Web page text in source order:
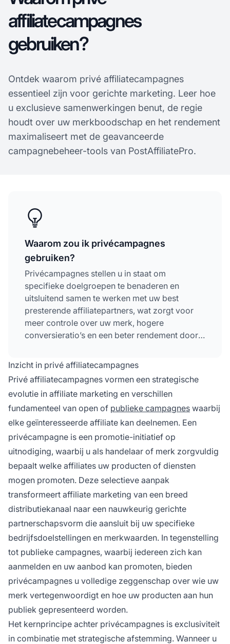
affiliatecampagnes
gebruiken?
Ontdek waarom privé affiliatecampagnes
essentieel zijn voor gerichte marketing. Leer hoe
u exclusieve samenwerkingen benut, de regie
houdt over uw merkboodschap en het rendement
maximaliseert met de geavanceerde
campagnebeheer-tools van PostAffiliatePro.
Waarom zou ik privécampagnes
gebruiken?
Privécampagnes stellen u in staat om
specifieke doelgroepen te benaderen en
uitsluitend samen te werken met uw best
presterende affiliatepartners, wat zorgt voor
meer controle over uw merk, hogere
conversieratio’s en een beter rendement door
Inzicht in privé affiliatecampagnes
Privé affiliatecampagnes vormen een strategische
evolutie in affiliate marketing en verschillen
fundamenteel van open of publieke campagnes waarbij
elke geïnteresseerde affiliate kan deelnemen. Een
privécampagne is een promotie-initiatief op
uitnodiging, waarbij u als handelaar of merk zorgvuldig
bepaalt welke affiliates uw producten of diensten
mogen promoten. Deze selectieve aanpak
transformeert affiliate marketing van een breed
distributiekanaal naar een nauwkeurig gerichte
partnerschapsvorm die aansluit bij uw specifieke
bedrijfsdoelstellingen en merkwaarden. In tegenstelling
tot publieke campagnes, waarbij iedereen zich kan
aanmelden en uw aanbod kan promoten, bieden
privécampagnes u volledige zeggenschap over wie uw
merk vertegenwoordigt en hoe uw producten aan hun
publiek gepresenteerd worden.
Het kernprincipe achter privécampagnes is exclusiviteit
in combinatie met strategische afstemming. Wanneer u